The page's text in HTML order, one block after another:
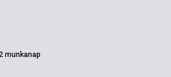
munkanap